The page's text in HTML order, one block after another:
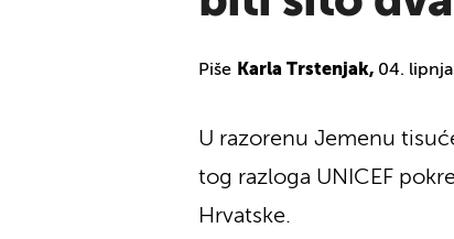
Piše Karla Trstenjak, 04. lipnja
U razorenu Jemenu
tog razloga UNICEF
Hrvatske.